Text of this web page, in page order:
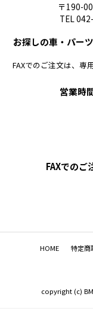
〒190-
TEL
お探しの車・パー
FAXでのご注文は、専
営業時
FAXでのご
HOME 特定商
copyright (c)